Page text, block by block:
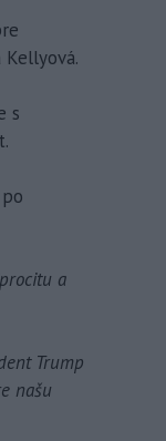
s
a
Trump
našu